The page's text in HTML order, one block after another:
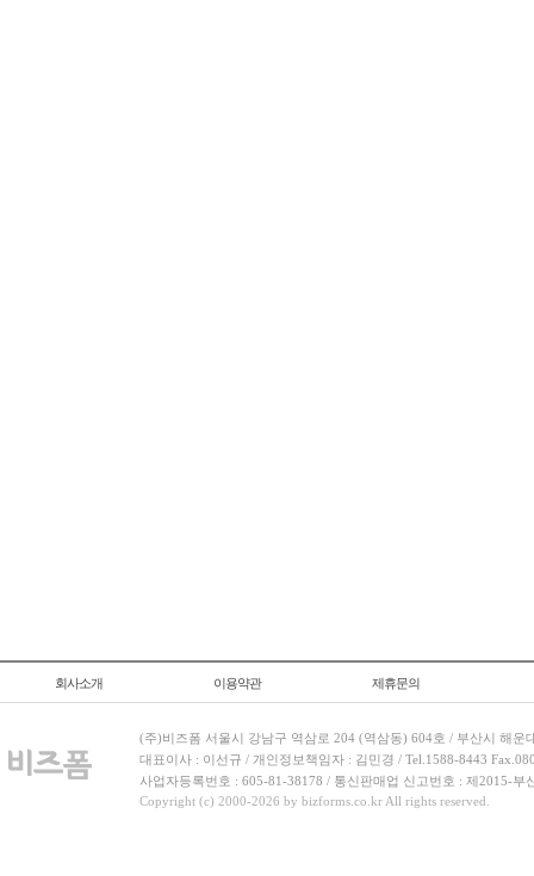
회사소개 이용약관 제휴문의
(주)비즈폼 서울시 강남구 역삼로 204 (역삼동) 604호 / 부산시 해운
대표이사 : 이선규 / 개인정보책임자 : 김민경 / Tel.1588-8443
사업자등록번호 : 605-81-38178 / 통신판매업 신고번호 : 제2015-부
Copyright (c) 2000-2026 by bizforms.co.kr All rights reserved.